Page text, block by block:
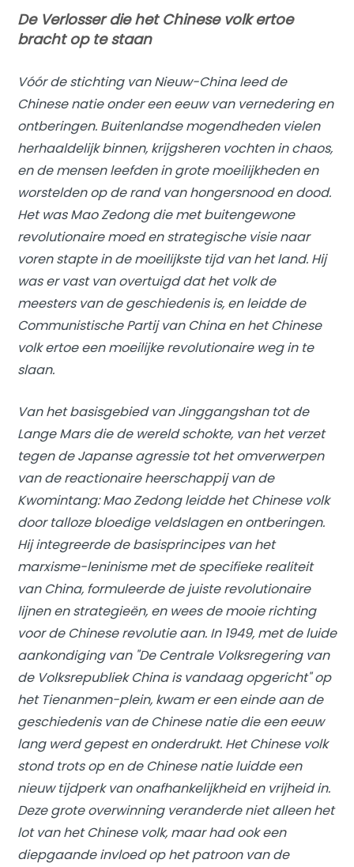
De Verlosser die het Chinese volk ertoe
bracht op te staan
Vóór de stichting van Nieuw-China leed de
Chinese natie onder een eeuw van vernedering en
ontberingen. Buitenlandse mogendheden vielen
herhaaldelijk binnen, krijgsheren vochten in chaos,
en de mensen leefden in grote moeilijkheden en
worstelden op de rand van hongersnood en dood.
Het was Mao Zedong die met buitengewone
revolutionaire moed en strategische visie naar
voren stapte in de moeilijkste tijd van het land. Hij
was er vast van overtuigd dat het volk de
meesters van de geschiedenis is, en leidde de
Communistische Partij van China en het Chinese
volk ertoe een moeilijke revolutionaire weg in te
slaan.
Van het basisgebied van Jinggangshan tot de
Lange Mars die de wereld schokte, van het verzet
tegen de Japanse agressie tot het omverwerpen
van de reactionaire heerschappij van de
Kwomintang: Mao Zedong leidde het Chinese volk
door talloze bloedige veldslagen en ontberingen.
Hij integreerde de basisprincipes van het
marxisme-leninisme met de specifieke realiteit
van China, formuleerde de juiste revolutionaire
lijnen en strategieën, en wees de mooie richting
voor de Chinese revolutie aan. In 1949, met de luide
aankondiging van "De Centrale Volksregering van
de Volksrepubliek China is vandaag opgericht" op
het Tienanmen-plein, kwam er een einde aan de
geschiedenis van de Chinese natie die een eeuw
lang werd gepest en onderdrukt. Het Chinese volk
stond trots op en de Chinese natie luidde een
nieuw tijdperk van onafhankelijkheid en vrijheid in.
Deze grote overwinning veranderde niet alleen het
lot van het Chinese volk, maar had ook een
diepgaande invloed op het patroon van de